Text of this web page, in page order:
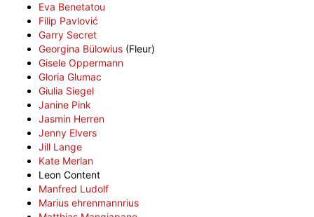
Eva Benetatou
Filip Pavlović
Garry Secret
Georgina Bülowius (Fleur)
Gisele Oppermann
Gloria Glumac
Giulia Siegel
Janine Pink
Jasmin Herren
Jenny Elvers
Jill Lange
Kate Merlan
Leon Content
Manfred Ludolf
Marius ehrenmannrius